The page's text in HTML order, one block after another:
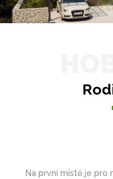
Na první místě je pro